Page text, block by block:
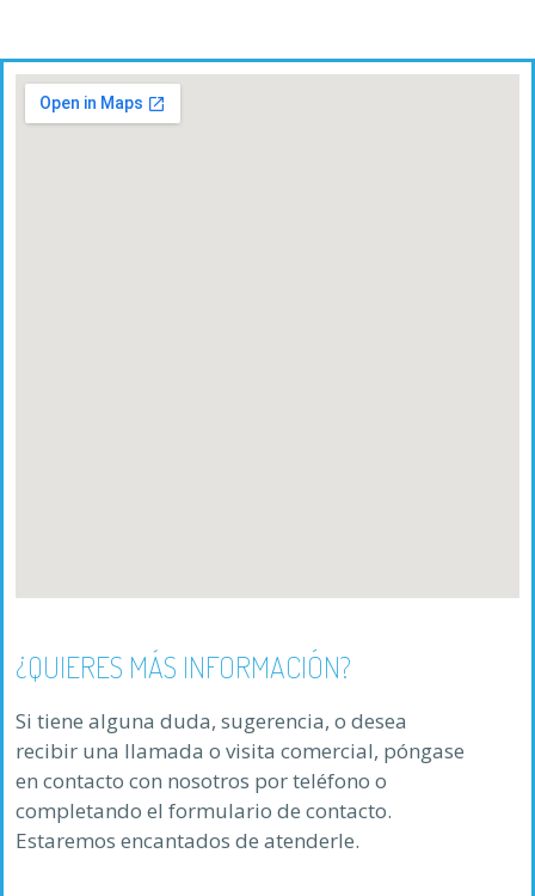
¿QUIERES MÁS INFORMACIÓN?
Si tiene alguna duda, sugerencia, o desea
recibir una llamada o visita comercial, póngase
en contacto con nosotros por teléfono o
completando el formulario de contacto.
Estaremos encantados de atenderle.